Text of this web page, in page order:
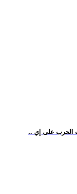
الحرب على إي